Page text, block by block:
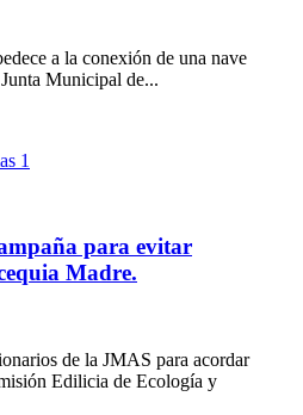
a la conexión de una nave
Municipal de...
para evitar
Madre.
de la JMAS para acordar
Edilicia de Ecología y